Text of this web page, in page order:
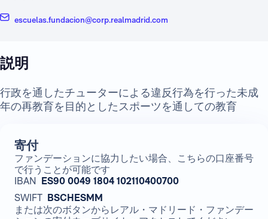
escuelas.fundacion@corp.realmadrid.com
説明
行政を通したチューターによる違反行為を行った未成
年の再教育を目的としたスポーツを通しての教育
寄付
ファンデーションに協力したい場合、こちらの口座番号
で行うことが可能です
IBAN ES90 0049 1804 102110400700
SWIFT BSCHESMM
または次のボタンからレアル・マドリード・ファンデー